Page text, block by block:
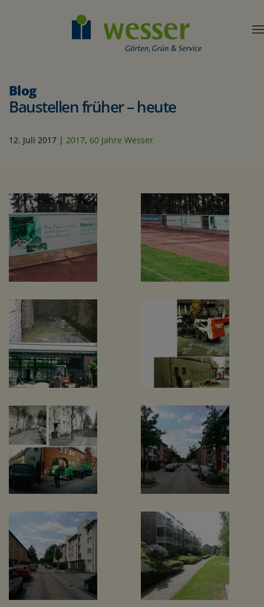
Blog
Baustellen früher – heute
12. Juli 2017 | 2017, 60 Jahre Wesser